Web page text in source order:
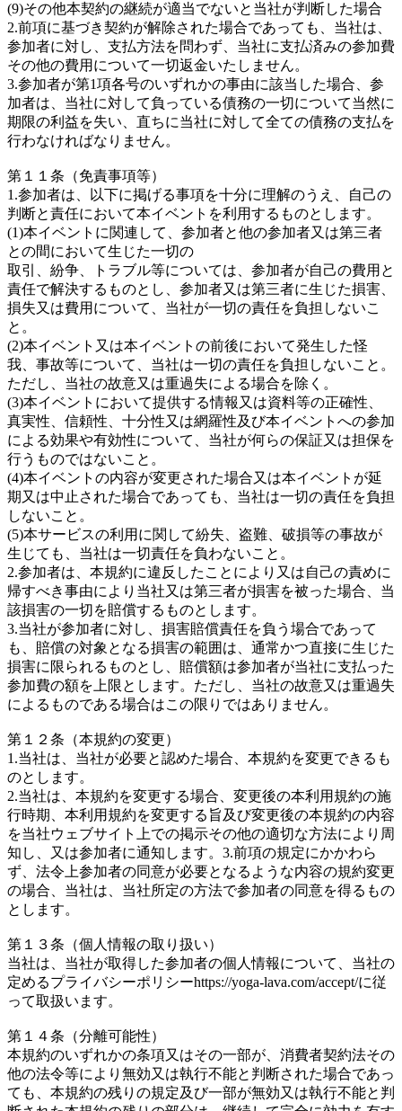
(9)その他本契約の継続が適当でないと当社が判断した場合
2.前項に基づき契約が解除された場合であっても、当社は、
参加者に対し、支払方法を問わず、当社に支払済みの参加費
その他の費用について一切返金いたしません。
3.参加者が第1項各号のいずれかの事由に該当した場合、参
加者は、当社に対して負っている債務の一切について当然に
期限の利益を失い、直ちに当社に対して全ての債務の支払を
行わなければなりません。
第１１条（免責事項等）
1.参加者は、以下に掲げる事項を十分に理解のうえ、自己の
判断と責任において本イベントを利用するものとします。
(1)本イベントに関連して、参加者と他の参加者又は第三者
との間において生じた一切の
取引、紛争、トラブル等については、参加者が自己の費用と
責任で解決するものとし、参加者又は第三者に生じた損害、
損失又は費用について、当社が一切の責任を負担しないこ
と。
(2)本イベント又は本イベントの前後において発生した怪
我、事故等について、当社は一切の責任を負担しないこと。
ただし、当社の故意又は重過失による場合を除く。
(3)本イベントにおいて提供する情報又は資料等の正確性、
真実性、信頼性、十分性又は網羅性及び本イベントへの参加
による効果や有効性について、当社が何らの保証又は担保を
行うものではないこと。
(4)本イベントの内容が変更された場合又は本イベントが延
期又は中止された場合であっても、当社は一切の責任を負担
しないこと。
(5)本サービスの利用に関して紛失、盗難、破損等の事故が
生じても、当社は一切責任を負わないこと。
2.参加者は、本規約に違反したことにより又は自己の責めに
帰すべき事由により当社又は第三者が損害を被った場合、当
該損害の一切を賠償するものとします。
3.当社が参加者に対し、損害賠償責任を負う場合であって
も、賠償の対象となる損害の範囲は、通常かつ直接に生じた
損害に限られるものとし、賠償額は参加者が当社に支払った
参加費の額を上限とします。ただし、当社の故意又は重過失
によるものである場合はこの限りではありません。
第１２条（本規約の変更）
1.当社は、当社が必要と認めた場合、本規約を変更できるも
のとします。
2.当社は、本規約を変更する場合、変更後の本利用規約の施
行時期、本利用規約を変更する旨及び変更後の本規約の内容
を当社ウェブサイト上での掲示その他の適切な方法により周
知し、又は参加者に通知します。3.前項の規定にかかわら
ず、法令上参加者の同意が必要となるような内容の規約変更
の場合、当社は、当社所定の方法で参加者の同意を得るもの
とします。
第１３条（個人情報の取り扱い）
当社は、当社が取得した参加者の個人情報について、当社の
定めるプライバシーポリシーhttps://yoga-lava.com/accept/に従
って取扱います。
第１４条（分離可能性）
本規約のいずれかの条項又はその一部が、消費者契約法その
他の法令等により無効又は執行不能と判断された場合であっ
ても、本規約の残りの規定及び一部が無効又は執行不能と判